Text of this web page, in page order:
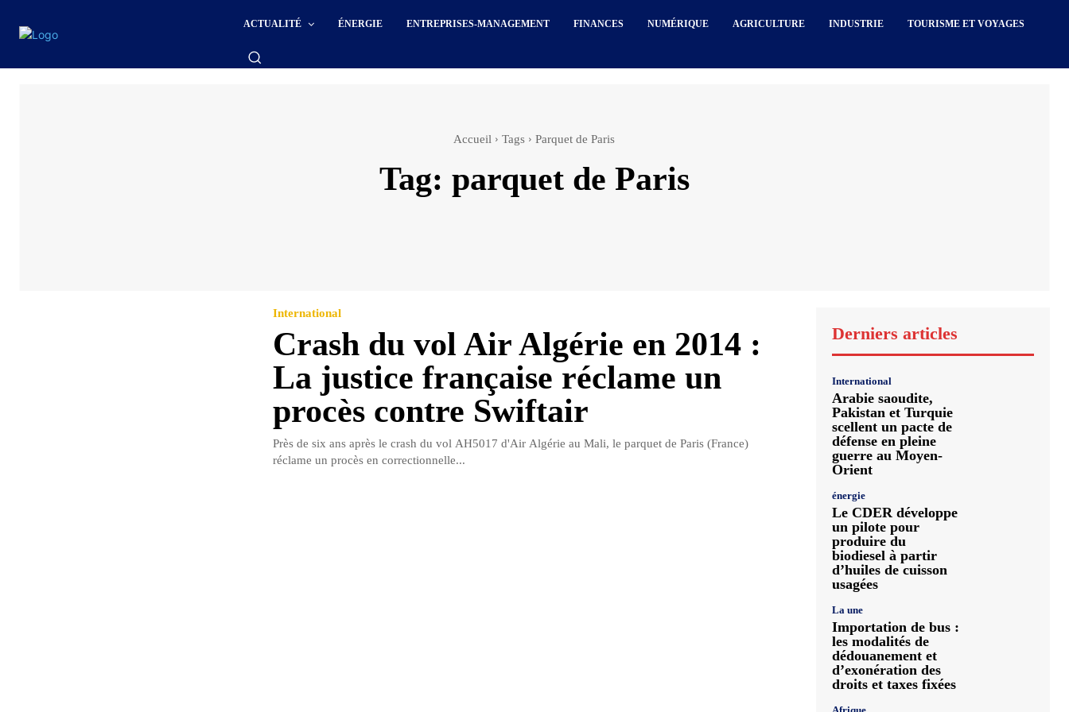
ACTUALITÉ ÉNERGIE ENTREPRISES-MANAGEMENT FINANCES NUMÉRIQUE AGRICULTURE INDUSTRIE TOURISME ET VOYAGES
Accueil Tags Parquet de Paris
Tag: parquet de Paris
International
Crash du vol Air Algérie en 2014 :
La justice française réclame un
procès contre Swiftair
Près de six ans après le crash du vol AH5017 d'Air Algérie au Mali, le parquet de Paris (France)
réclame un procès en correctionnelle...
Derniers articles
International
Arabie saoudite,
Pakistan et Turquie
scellent un pacte de
défense en pleine
guerre au Moyen-
Orient
énergie
Le CDER développe
un pilote pour
produire du
biodiesel à partir
d’huiles de cuisson
usagées
La une
Importation de bus :
les modalités de
dédouanement et
d’exonération des
droits et taxes fixées